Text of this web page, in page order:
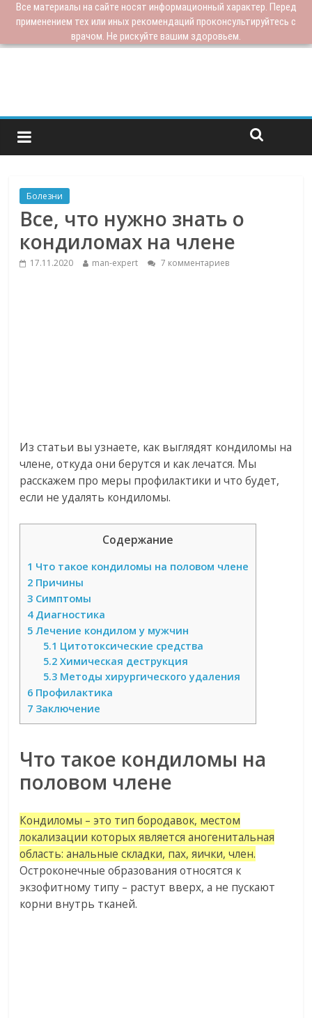
Все материалы на сайте носят информационный характер. Перед
применением тех или иных рекомендаций проконсультируйтесь с
врачом. Не рискуйте вашим здоровьем.
Болезни
Все, что нужно знать о
кондиломах на члене
17.11.2020 man-expert 7 комментариев
Из статьи вы узнаете, как выглядят кондиломы на
члене, откуда они берутся и как лечатся. Мы
расскажем про меры профилактики и что будет,
если не удалять кондиломы.
Содержание
1 Что такое кондиломы на половом члене
2 Причины
3 Симптомы
4Диагностика
5 Лечение кондилом у мужчин
5.1 Цитотоксические средства
5.2Химическая деструкция
5.3Методы хирургического удаления
6 Профилактика
7 Заключение
Что такое кондиломы на
половом члене
Кондиломы – это тип бородавок, местом
локализации которых является аногенитальная
область: анальные складки, пах, яички, член.
Остроконечные образования относятся к
экзофитному типу – растут вверх, а не пускают
корни внутрь тканей.